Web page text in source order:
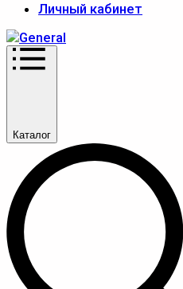
Личный кабинет
Каталог